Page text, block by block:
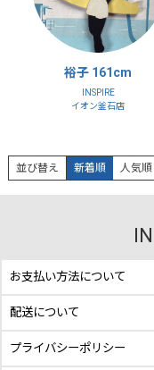
裕子 161cm
INSPIRE
イオン釜石店
並び替え 新着順 人気順
お支払い方法について
配送について
プライバシーポリシー